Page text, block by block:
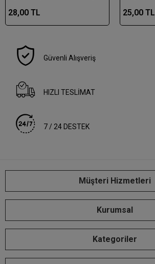
28,00 TL 25,00 TL
Güvenli Alışveriş
HIZLI TESLİMAT
7 / 24 DESTEK
Müşteri Hizmetleri
Kurumsal
Kategoriler